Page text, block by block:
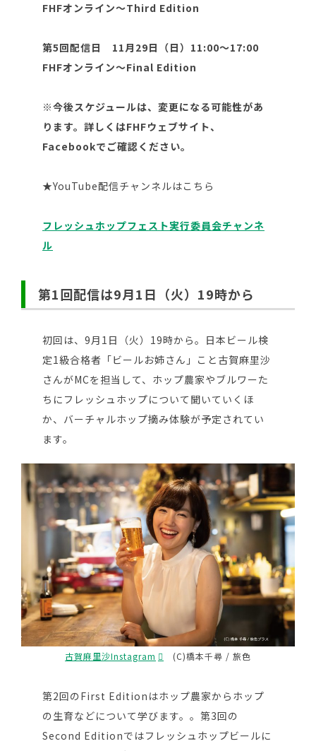
FHFオンライン～Third Edition
第5回配信日 11月29日（日）11:00～17:00
FHFオンライン～Final Edition
※今後スケジュールは、変更になる可能性があ
ります。詳しくはFHFウェブサイト、
Facebookでご確認ください。
★YouTube配信チャンネルはこちら
フレッシュホップフェスト実行委員会チャンネ
ル
第1回配信は9月1日（火）19時から
初回は、9月1日（火）19時から。日本ビール検
定1級合格者「ビールお姉さん」こと古賀麻里沙
さんがMCを担当して、ホップ農家やブルワーた
ちにフレッシュホップについて聞いていくほ
か、バーチャルホップ摘み体験が予定されてい
ます。
古賀麻里沙Instagram (C)橋本千尋 / 旅色
第2回のFirst Editionはホップ農家からホップ
の生育などについて学びます。。第3回の
Second Editionではフレッシュホップビールに